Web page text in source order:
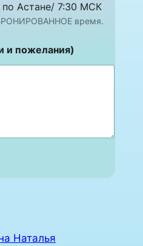
по Астане/ 7:30 МСК
время.
и пожелания)
Наталья